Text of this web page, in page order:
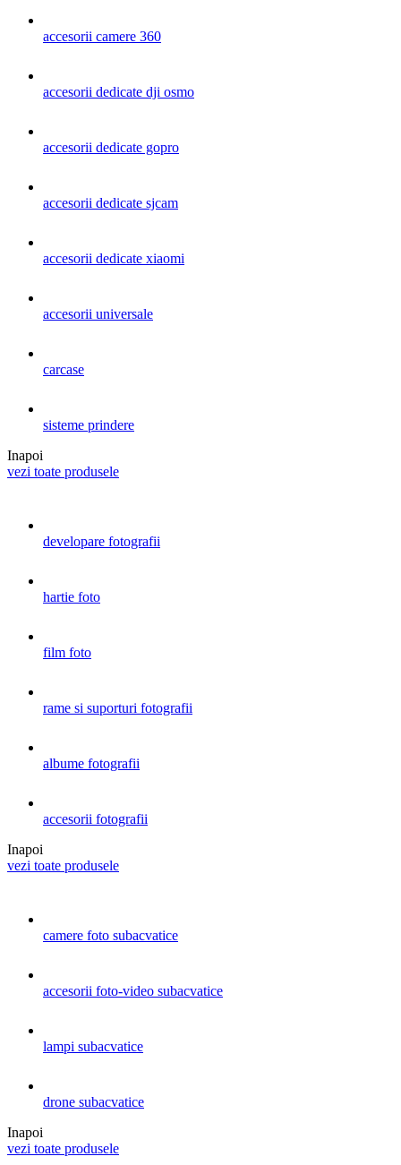
accesorii camere 360
accesorii dedicate dji osmo
accesorii dedicate gopro
accesorii dedicate sjcam
accesorii dedicate xiaomi
accesorii universale
carcase
sisteme prindere
Inapoi
vezi toate produsele
developare fotografii
hartie foto
film foto
rame si suporturi fotografii
albume fotografii
accesorii fotografii
Inapoi
vezi toate produsele
camere foto subacvatice
accesorii foto-video subacvatice
lampi subacvatice
drone subacvatice
Inapoi
vezi toate produsele